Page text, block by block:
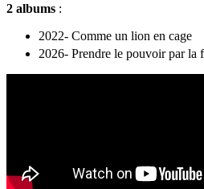
2 albums :
2022- Comme un lion en cage
2026- Prendre le pouvoir par la